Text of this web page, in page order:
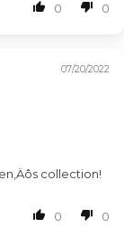
0 0
07/20/2022
collection!
0 0